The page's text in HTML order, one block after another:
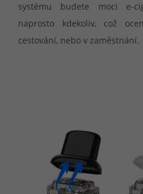
systému budete moci e-
naprosto kdekoliv, což
cestování, nebo v zaměstnání.